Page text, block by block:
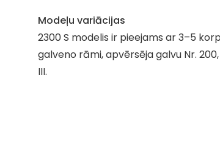
Modeļu variācijas
2300 S modelis ir pieejams ar 3–5
galveno rāmi, apvērsēja galvu Nr.
III.